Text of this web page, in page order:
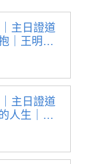
主日證道
｜王明
主日證道
人生｜